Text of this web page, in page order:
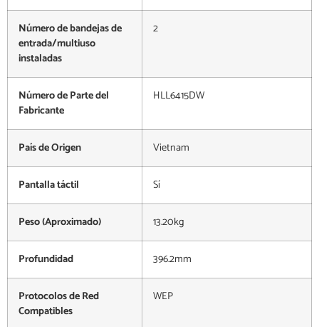
Número de bandejas de
entrada/multiuso
instaladas
2
Número de Parte del
Fabricante
HLL6415DW
País de Origen Vietnam
Pantalla táctil Sí
Peso (Aproximado) 13.20kg
Profundidad 396.2mm
Protocolos de Red
Compatibles
WEP